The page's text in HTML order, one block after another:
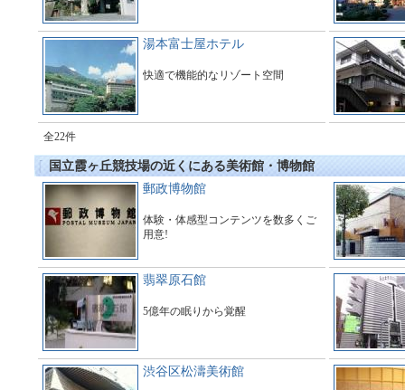
湯本富士屋ホテル
快適で機能的なリゾート空間
全22件
国立霞ヶ丘競技場の近くにある美術館・博物館
郵政博物館
体験・体感型コンテンツを数多くご
用意!
翡翠原石館
5億年の眠りから覚醒
渋谷区松濤美術館